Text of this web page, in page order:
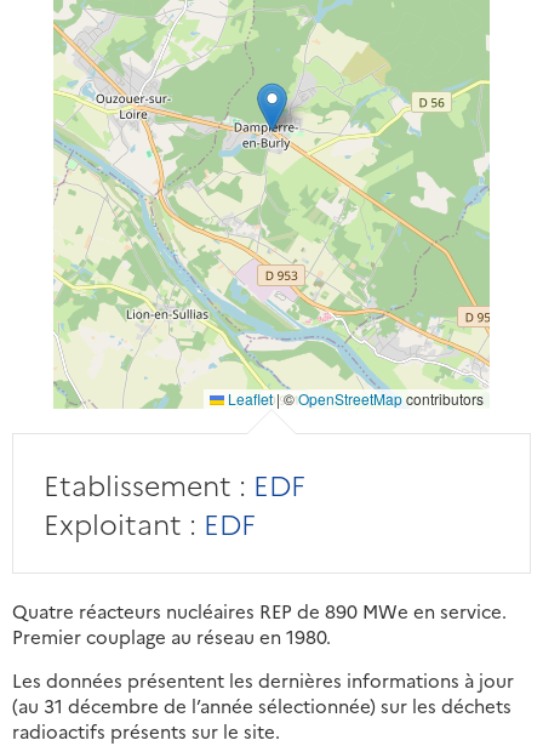
Leaflet |©OpenStreetMapcontributors
Etablissement : EDF
Exploitant : EDF
Quatre réacteurs nucléaires REP de 890 MWe en service.
Premier couplage au réseau en 1980.
Les données présentent les dernières informations à jour
(au 31 décembre de l’année sélectionnée) sur les déchets
radioactifs présents sur le site.